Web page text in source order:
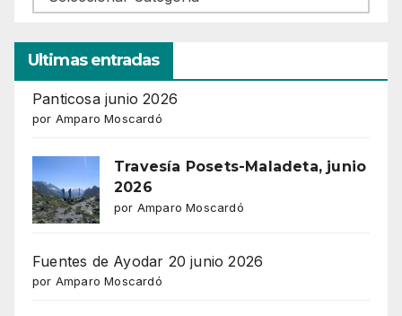
Ultimas entradas
Panticosa junio 2026
por Amparo Moscardó
Travesía Posets-Maladeta, junio
2026
por Amparo Moscardó
Fuentes de Ayodar 20 junio 2026
por Amparo Moscardó